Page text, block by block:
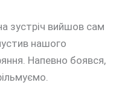
зустріч вийшов сам
нашого
Напевно боявся,